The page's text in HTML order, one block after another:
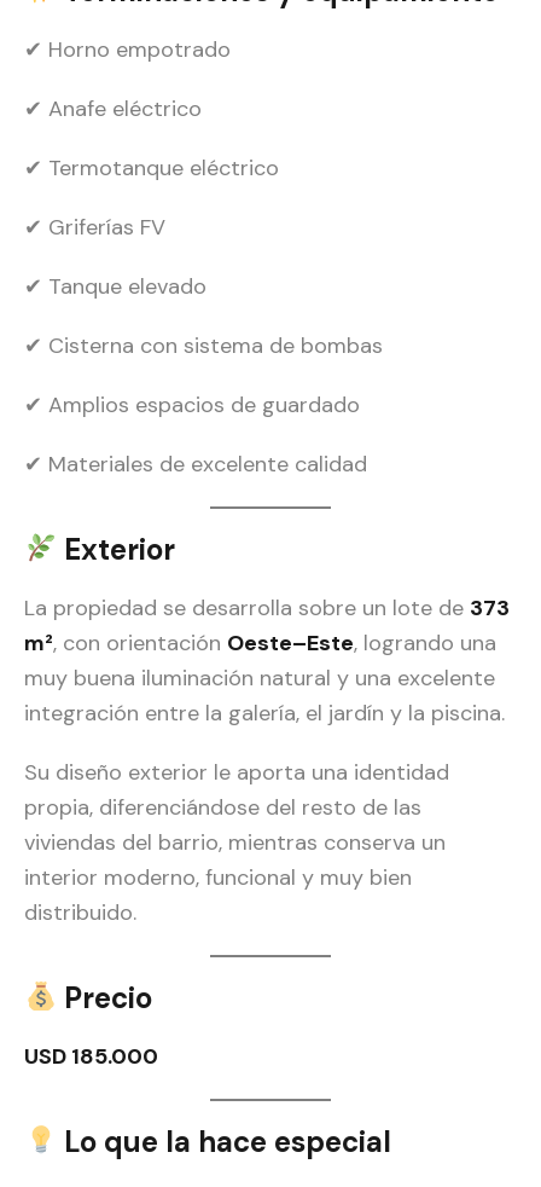
✔ Horno empotrado
✔ Anafe eléctrico
✔ Termotanque eléctrico
✔ Griferías FV
✔ Tanque elevado
✔ Cisterna con sistema de bombas
✔ Amplios espacios de guardado
✔ Materiales de excelente calidad
Exterior
La propiedad se desarrolla sobre un lote de 373
m², con orientación Oeste–Este, logrando una
muy buena iluminación natural y una excelente
integración entre la galería, el jardín y la piscina.
Su diseño exterior le aporta una identidad
propia, diferenciándose del resto de las
viviendas del barrio, mientras conserva un
interior moderno, funcional y muy bien
distribuido.
Precio
USD 185.000
Lo que la hace especial